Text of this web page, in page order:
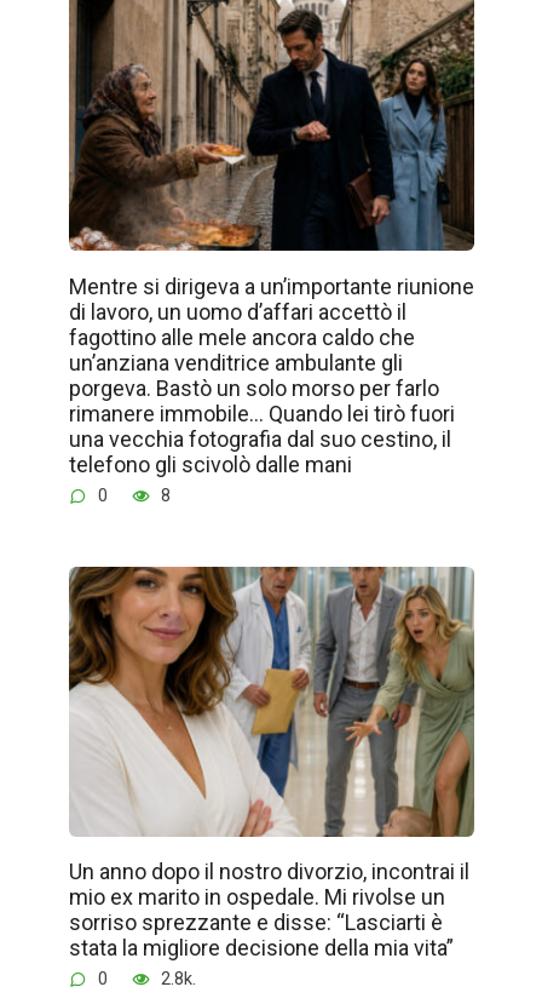
Mentre si dirigeva a un’importante riunione
di lavoro, un uomo d’affari accettò il
fagottino alle mele ancora caldo che
un’anziana venditrice ambulante gli
porgeva. Bastò un solo morso per farlo
rimanere immobile… Quando lei tirò fuori
una vecchia fotografia dal suo cestino, il
telefono gli scivolò dalle mani
0 8
Un anno dopo il nostro divorzio, incontrai il
mio ex marito in ospedale. Mi rivolse un
sorriso sprezzante e disse: “Lasciarti è
stata la migliore decisione della mia vita”
0 2.8k.